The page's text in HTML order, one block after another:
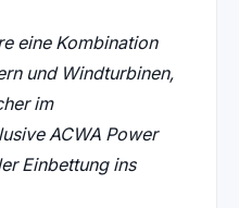
eine Kombination
und Windturbinen,
im
ACWA Power
Einbettung ins